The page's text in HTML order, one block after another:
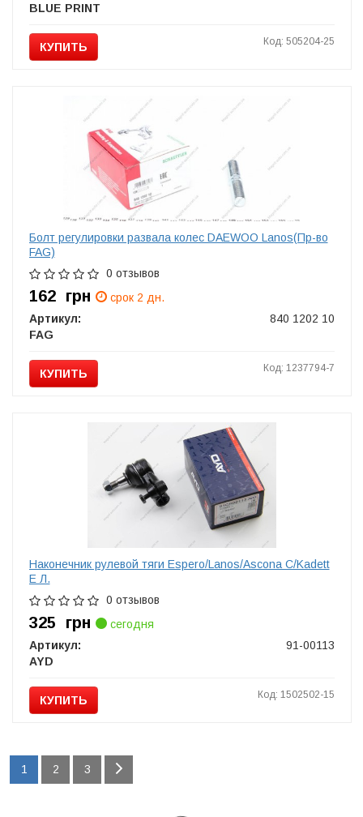
BLUE PRINT
КУПИТЬ Код: 505204-25
Болт регулировки развала колес DAEWOO Lanos(Пр-во
FAG)
0 отзывов
162 грн
срок 2 дн.
Артикул:
840 1202 10
FAG
КУПИТЬ Код: 1237794-7
Наконечник рулевой тяги Espero/Lanos/Ascona C/Kadett
E Л.
0 отзывов
325 грн
сегодня
Артикул:
91-00113
AYD
КУПИТЬ Код: 1502502-15
1 2 3